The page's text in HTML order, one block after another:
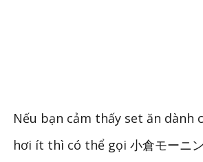
Nếu bạn cảm thấy set ăn dành
hơi ít thì có thể gọi 小倉モーニ